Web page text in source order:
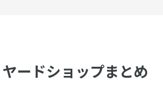
ードショップまとめ